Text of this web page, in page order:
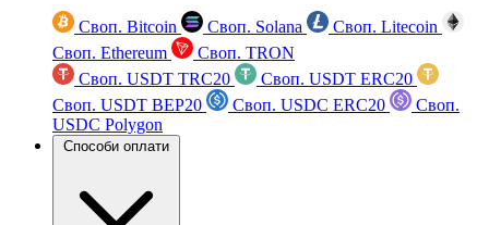
Своп. Bitcoin Своп. Solana
Своп. Litecoin
Своп. Ethereum
Своп. TRON
Своп. USDT TRC20
Своп. USDT ERC20
Своп. USDT BEP20
Своп. USDC ERC20
Своп.
USDC Polygon
Способи оплати